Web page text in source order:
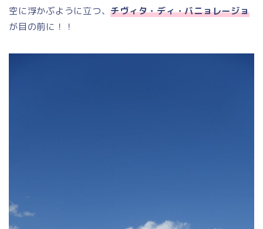
空に浮かぶように立つ、チヴィタ・ディ・バニョレージョ
が目の前に！！